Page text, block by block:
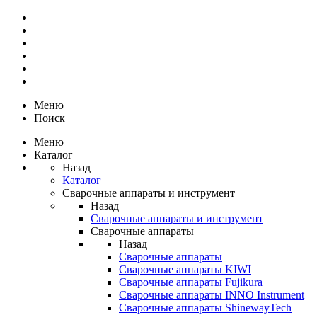
Меню
Поиск
Меню
Каталог
Назад
Каталог
Сварочные аппараты и инструмент
Назад
Сварочные аппараты и инструмент
Сварочные аппараты
Назад
Сварочные аппараты
Сварочные аппараты KIWI
Сварочные аппараты Fujikura
Сварочные аппараты INNO Instrument
Сварочные аппараты ShinewayTech